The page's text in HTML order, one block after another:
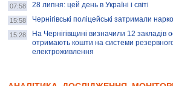
07:58 28 липня: цей день в Україні і світі
15:58 Чернігівські поліцейські затримали
15:28
На Чернігівщині визначили 12 закладів
отримають кошти на системи
електроживлення